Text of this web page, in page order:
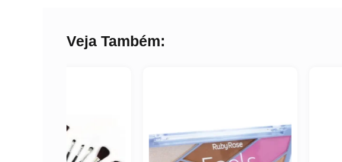
Veja Também: